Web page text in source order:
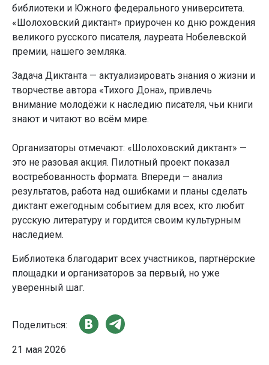
библиотеки и Южного федерального университета.
«Шолоховский диктант» приурочен ко дню рождения
великого русского писателя, лауреата Нобелевской
премии, нашего земляка.
Задача Диктанта — актуализировать знания о жизни и
творчестве автора «Тихого Дона», привлечь
внимание молодёжи к наследию писателя, чьи книги
знают и читают во всём мире.
Организаторы отмечают: «Шолоховский диктант» —
это не разовая акция. Пилотный проект показал
востребованность формата. Впереди — анализ
результатов, работа над ошибками и планы сделать
диктант ежегодным событием для всех, кто любит
русскую литературу и гордится своим культурным
наследием.
Библиотека благодарит всех участников, партнёрские
площадки и организаторов за первый, но уже
уверенный шаг.
Поделиться:
21 мая 2026